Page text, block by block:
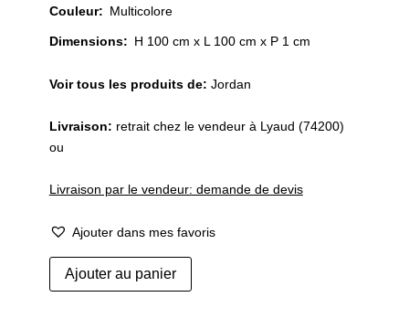
Couleur: Multicolore
Dimensions: H 100 cm x L 100 cm x P 1 cm
Voir tous les produits de: Jordan
Livraison: retrait chez le vendeur à Lyaud (74200)
ou
Livraison par le vendeur: demande de devis
Ajouter dans mes favoris
quantité
de
Ajouter au panier